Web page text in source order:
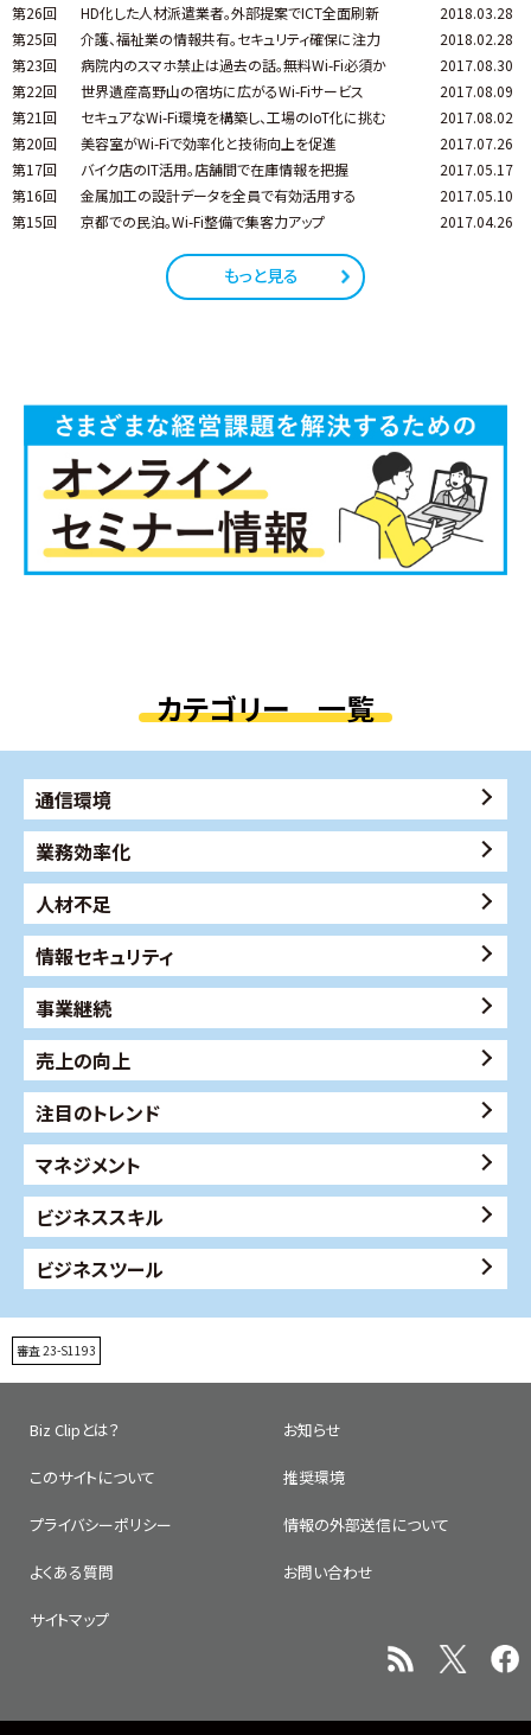
第26回
HD化した人材派遣業者。外部提案でICT全面刷新
2018.03.28
第25回
介護、福祉業の情報共有。セキュリティ確保に注力
2018.02.28
第23回
病院内のスマホ禁止は過去の話。無料Wi-Fi必須か
2017.08.30
第22回
世界遺産高野山の宿坊に広がるWi-Fiサービス
2017.08.09
第21回
セキュアなWi-Fi環境を構築し、工場のIoT化に挑む
2017.08.02
第20回
美容室がWi-Fiで効率化と技術向上を促進
2017.07.26
第17回
バイク店のIT活用。店舗間で在庫情報を把握
2017.05.17
第16回
金属加工の設計データを全員で有効活用する
2017.05.10
第15回
京都での民泊。Wi-Fi整備で集客力アップ 2017.04.26
もっと見る
カテゴリー 一覧
通信環境
業務効率化
人材不足
情報セキュリティ
事業継続
売上の向上
注目のトレンド
マネジメント
ビジネススキル
ビジネスツール
審査 23-S1193
Biz Clipとは？ お知らせ
このサイトについて 推奨環境
プライバシーポリシー 情報の外部送信について
よくある質問 お問い合わせ
サイトマップ